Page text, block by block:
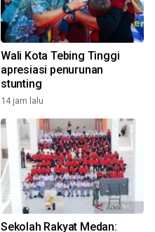
Wali Kota Tebing Tinggi
apresiasi penurunan
stunting
14 jam lalu
Sekolah Rakyat Medan: